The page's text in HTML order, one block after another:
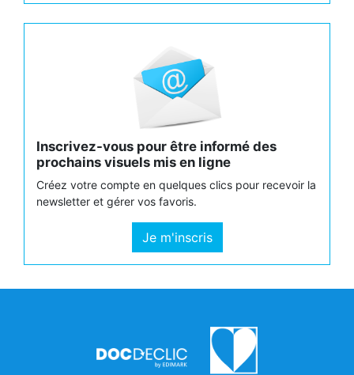
Inscrivez-vous pour être informé des
prochains visuels mis en ligne
Créez votre compte en quelques clics pour recevoir la
newsletter et gérer vos favoris.
Je m'inscris